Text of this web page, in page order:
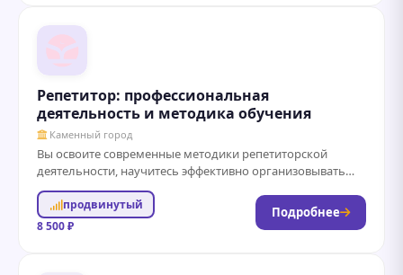
Репетитор: профессиональная
деятельность и методика обучения
Каменный город
Вы освоите современные методики репетиторской
деятельности, научитесь эффективно организовывать
индивидуальные и групповые занятия, разрабатывать
программы обучения с учетом потребностей учеников,...
продвинутый
8 500 ₽
Подробнее